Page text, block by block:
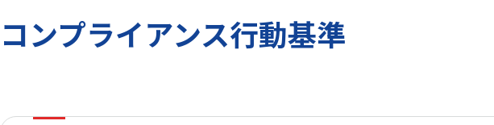
コンプライアンス行動基準